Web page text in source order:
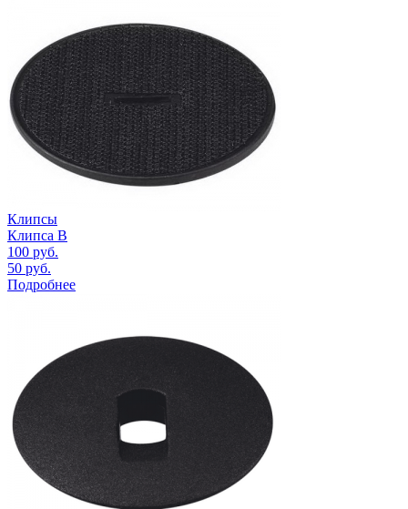
Клипсы
Клипса B
100 руб.
50 руб.
Подробнее